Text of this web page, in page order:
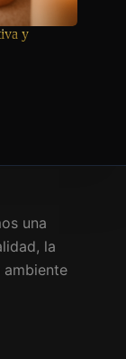
y
una
la
ambiente